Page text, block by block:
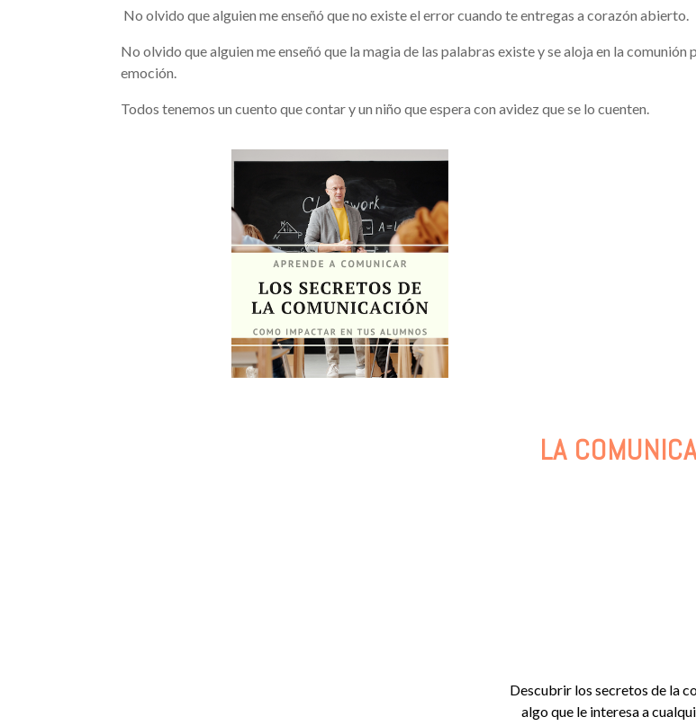
No olvido que alguien me enseñó que no existe el error cuando te entregas a corazón abierto.
No olvido que alguien me enseñó que la magia de las palabras existe y se aloja en la
emoción.
Todos tenemos un cuento que contar y un niño que espera con avidez que se lo cuenten.
LA
Descubrir los secretos de la
algo que le interesa a